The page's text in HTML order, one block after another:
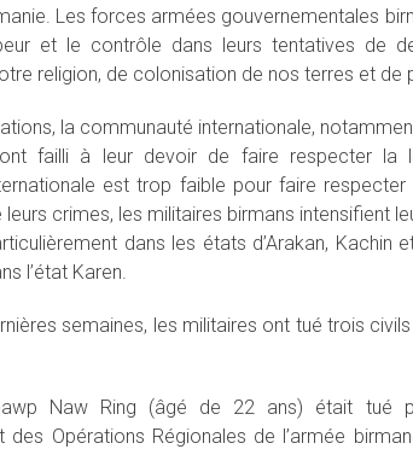
Les forces armées gouvernementales
et le contrôle dans leurs tentatives de
religion, de colonisation de nos terres et de
la communauté internationale,
failli à leur devoir de faire respecter la
est trop faible pour faire
crimes, les militaires birmans intensifient
dans les états d’Arakan, Kachin
l’état Karen.
semaines, les militaires ont tué trois
Naw Ring (âgé de 22 ans) était tué
des Opérations Régionales de l’armée